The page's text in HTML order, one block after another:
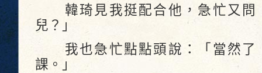
韓琦見我挺配合他，急忙又問
兒？」
我也急忙點點頭說：「當然了
課。」